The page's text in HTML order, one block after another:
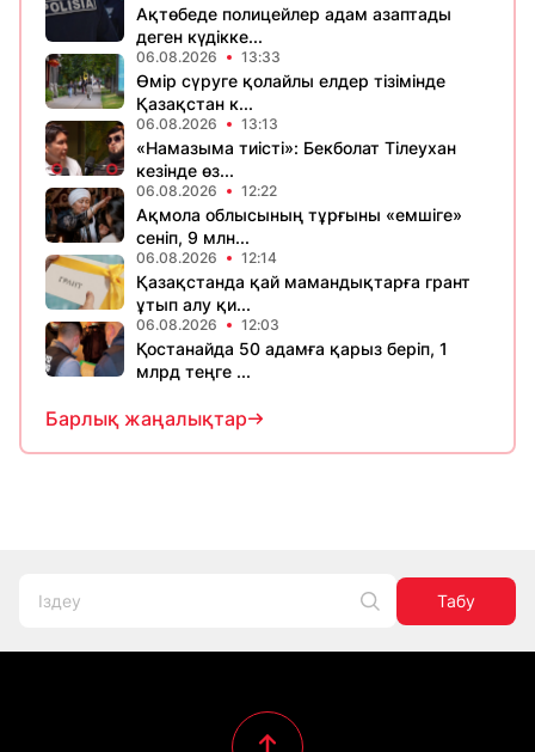
Ақтөбеде полицейлер адам азаптады
деген күдікке...
06.08.2026 13:33
Өмір сүруге қолайлы елдер тізімінде
Қазақстан к...
06.08.2026 13:13
«Намазыма тиісті»: Бекболат Тілеухан
кезінде өз...
06.08.2026 12:22
Ақмола облысының тұрғыны «емшіге»
сеніп, 9 млн...
06.08.2026 12:14
Қазақстанда қай мамандықтарға грант
ұтып алу қи...
06.08.2026 12:03
Қостанайда 50 адамға қарыз беріп, 1
млрд теңге ...
Барлық жаңалықтар
Табу